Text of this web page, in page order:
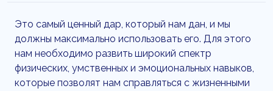
Это самый ценный дар, который нам дан, и мы
должны максимально использовать его. Для этого
нам необходимо развить широкий спектр
физических, умственных и эмоциональных навыков,
которые позволят нам справляться с жизненными